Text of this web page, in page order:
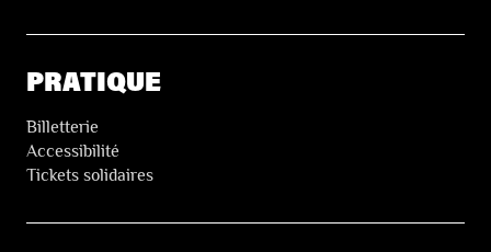
PRATIQUE
Billetterie
Accessibilité
Tickets solidaires